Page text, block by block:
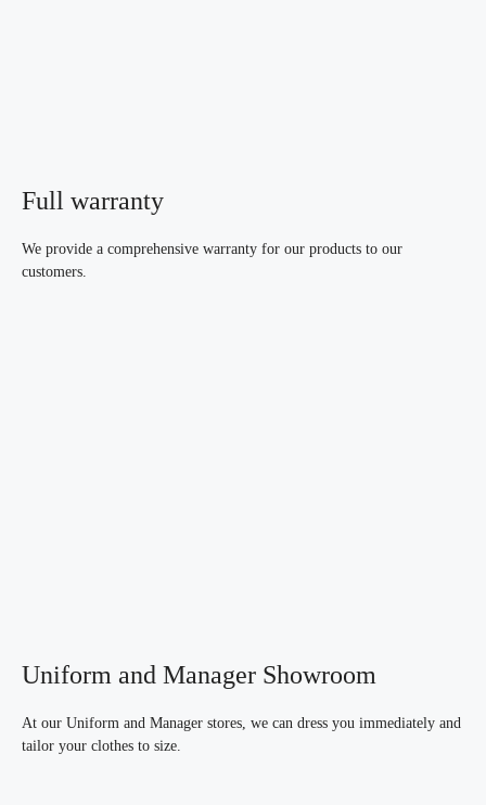
Full warranty
We provide a comprehensive warranty for our products to our
customers.
Uniform and Manager Showroom
At our Uniform and Manager stores, we can dress you immediately and
tailor your clothes to size.